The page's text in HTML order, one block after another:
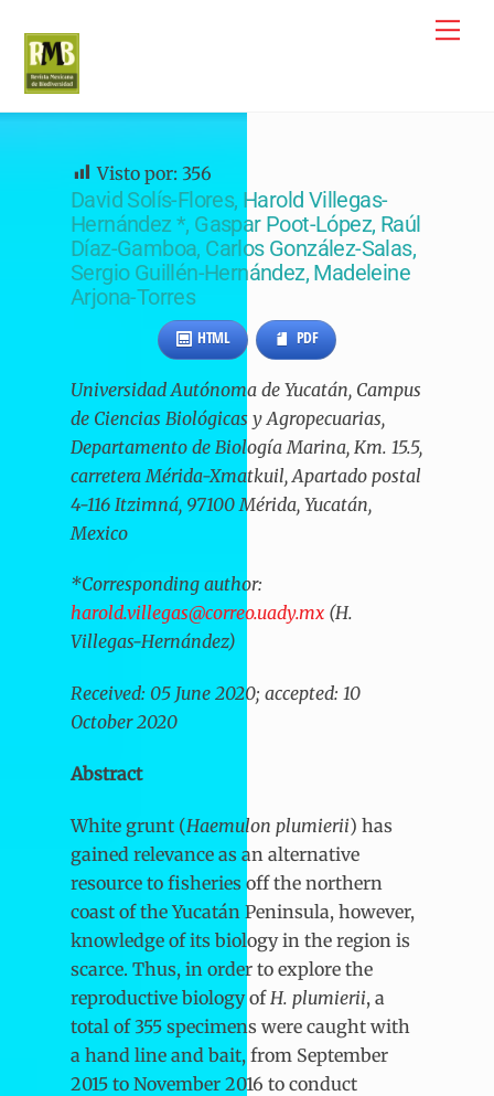
content
Visto por: 356
David Solís-Flores, Harold Villegas-
Hernández *, Gaspar Poot-López, Raúl
Díaz-Gamboa, Carlos González-Salas,
Sergio Guillén-Hernández, Madeleine
Arjona-Torres
HTML PDF
Universidad Autónoma de Yucatán, Campus
de Ciencias Biológicas y Agropecuarias,
Departamento de Biología Marina, Km. 15.5,
carretera Mérida-Xmatkuil, Apartado postal
4-116 Itzimná, 97100 Mérida, Yucatán,
Mexico
*Corresponding author:
harold.villegas@correo.uady.mx (H.
Villegas-Hernández)
Received: 05 June 2020; accepted: 10
October 2020
Abstract
White grunt (Haemulon plumierii) has
gained relevance as an alternative
resource to fisheries off the northern
coast of the Yucatán Peninsula, however,
knowledge of its biology in the region is
scarce. Thus, in order to explore the
reproductive biology of H. plumierii, a
total of 355 specimens were caught with
a hand line and bait, from September
2015 to November 2016 to conduct